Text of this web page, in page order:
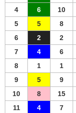
4
6 10
5
5 8
6
2 2
7
4 6
8
1 1
9
5 9
10
8 15
11
4 7